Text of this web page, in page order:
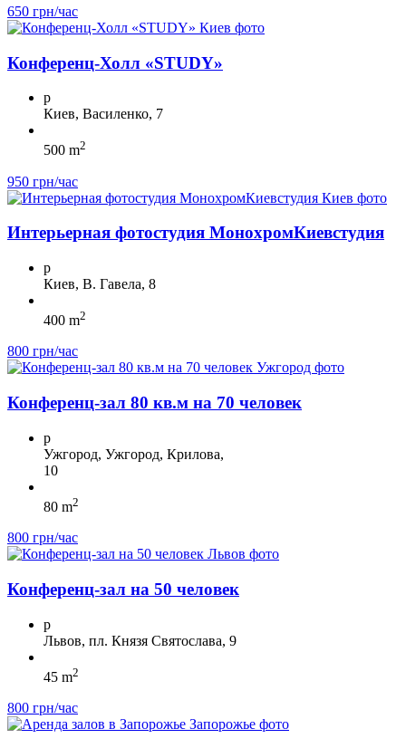
650 грн/час
Конференц-Холл «STUDY»
p
Киев, Василенко, 7
500 m2
950 грн/час
Интерьерная фотостудия МонохромКиевстудия
p
Киев, В. Гавела, 8
400 m2
800 грн/час
Конференц-зал 80 кв.м на 70 человек
p
Ужгород, Ужгород, Крилова,
10
80 m2
800 грн/час
Конференц-зал на 50 человек
p
Львов, пл. Князя Святослава, 9
45 m2
800 грн/час